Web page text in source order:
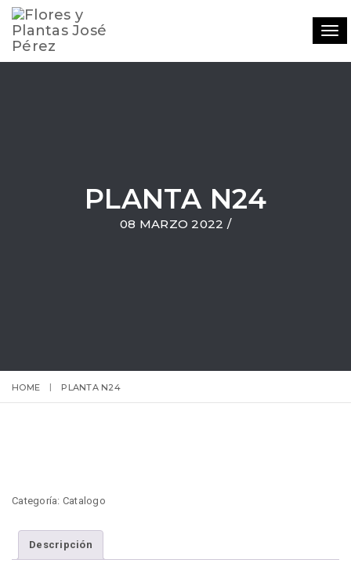
PLANTA N24
08 MARZO 2022 /
HOME PLANTA N24
Categoría: Catalogo
Descripción